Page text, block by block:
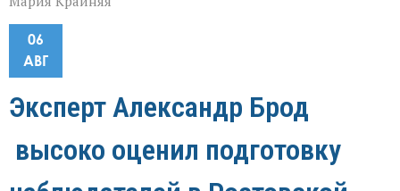
06
АВГ
Эксперт Александр Брод
высоко оценил подготовку